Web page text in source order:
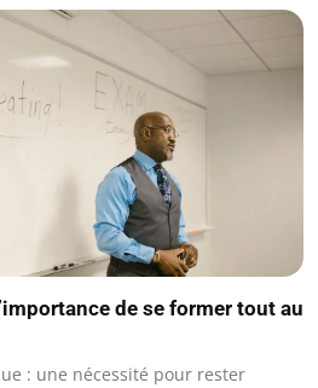
de se former tout au
: une nécessité pour rester